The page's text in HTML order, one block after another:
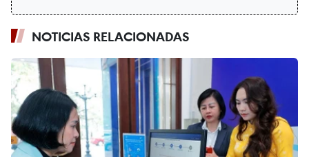
NOTICIAS RELACIONADAS